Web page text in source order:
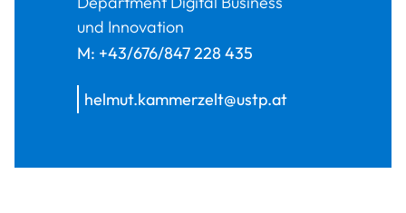
und Innovation
M: +43/676/847 228 435
helmut.kammerzelt@ustp.at